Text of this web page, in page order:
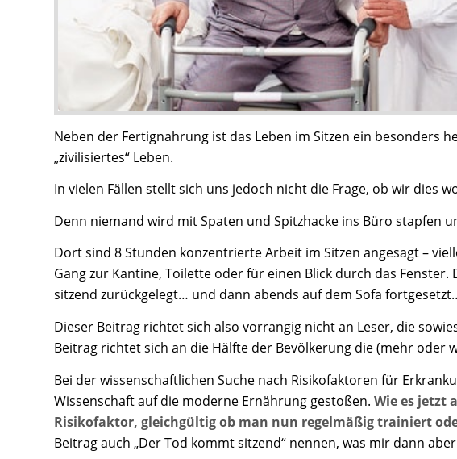
Neben der Fertignahrung ist das Leben im Sitzen ein besonders
„zivilisiertes“ Leben.
In vielen Fällen stellt sich uns jedoch nicht die Frage, ob wir dies
Denn niemand wird mit Spaten und Spitzhacke ins Büro stapfen
Dort sind 8 Stunden konzentrierte Arbeit im Sitzen angesagt –
Gang zur Kantine, Toilette oder für einen Blick durch das
sitzend zurückgelegt… und dann abends auf dem Sofa
Dieser Beitrag richtet sich also vorrangig nicht an Leser, die
Beitrag richtet sich an die Hälfte der Bevölkerung die (mehr oder
Bei der wissenschaftlichen Suche nach Risikofaktoren für
Wissenschaft auf die moderne Ernährung gestoßen. Wie es jetzt
Risikofaktor, gleichgültig ob man nun regelmäßig trainiert
Beitrag auch „Der Tod kommt sitzend“ nennen, was mir dann